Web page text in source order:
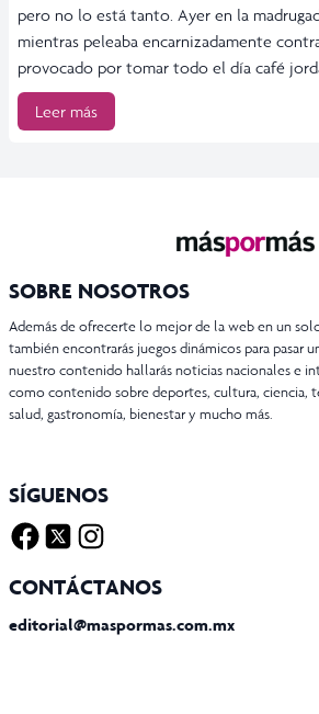
pero no lo está tanto. Ayer en la
mientras peleaba encarnizadamente
provocado por tomar todo el día café
Leer más
SOBRE NOSOTROS
Además de ofrecerte lo mejor de la web en un
también encontrarás juegos dinámicos para pasar
nuestro contenido hallarás noticias nacionales e
como contenido sobre deportes, cultura, ciencia,
salud, gastronomía, bienestar y mucho más.
SÍGUENOS
CONTÁCTANOS
editorial@maspormas.com.mx